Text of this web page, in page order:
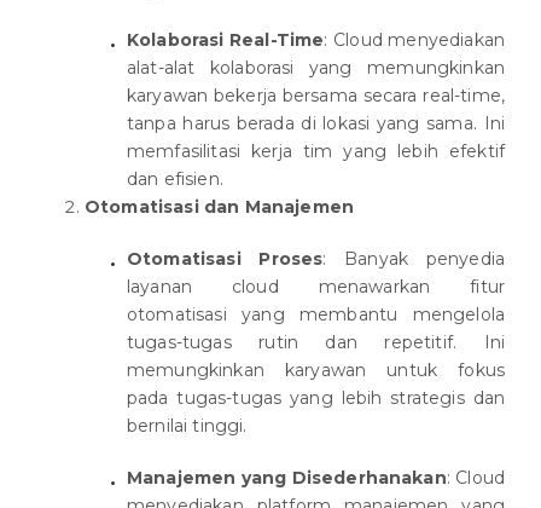
Kolaborasi Real-Time: Cloud menyediakan
alat-alat kolaborasi yang memungkinkan
karyawan bekerja bersama secara real-time,
tanpa harus berada di lokasi yang sama. Ini
memfasilitasi kerja tim yang lebih efektif
dan efisien.
Otomatisasi dan Manajemen
Otomatisasi Proses: Banyak penyedia
layanan cloud menawarkan fitur
otomatisasi yang membantu mengelola
tugas-tugas rutin dan repetitif. Ini
memungkinkan karyawan untuk fokus
pada tugas-tugas yang lebih strategis dan
bernilai tinggi.
Manajemen yang Disederhanakan: Cloud